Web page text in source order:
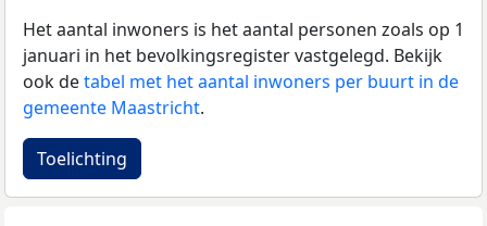
Het aantal inwoners is het aantal personen zoals op 1
januari in het bevolkingsregister vastgelegd. Bekijk
ook detabel met het aantal inwoners per buurt in de
gemeente Maastricht.
Toelichting